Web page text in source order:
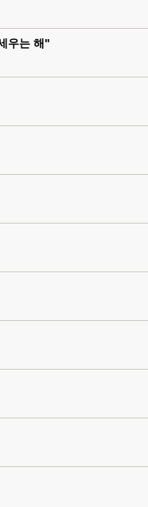
우는 해"